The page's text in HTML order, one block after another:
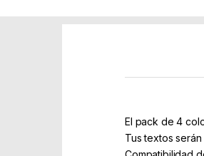
El pack de 4
Tus textos